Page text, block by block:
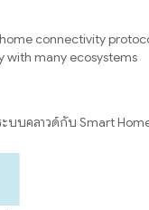
connectivity
with many ecosystems
บบคลาวด์กับ Smart